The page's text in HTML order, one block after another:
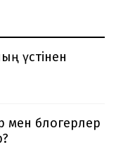
үстінен
мен блогерлер